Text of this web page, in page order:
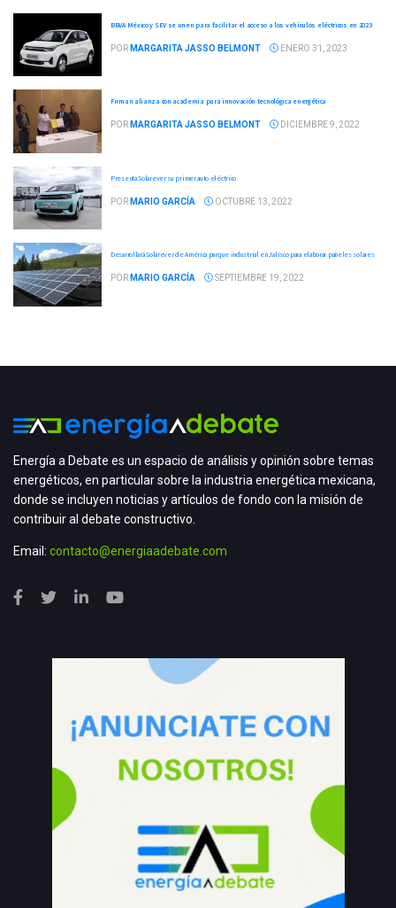
BBVA México y SEV se unen para facilitar el acceso a los vehículos eléctricos en 2023
POR MARGARITA JASSO BELMONT ENERO 31, 2023
Firman alianza con academia para innovación tecnológica energética
POR MARGARITA JASSO BELMONT DICIEMBRE 9, 2022
Presenta Solarever su primer auto eléctrico
POR MARIO GARCÍA OCTUBRE 13, 2022
Desarrollará Solarever de América parque industrial en Jalisco para elaborar paneles solares
POR MARIO GARCÍA SEPTIEMBRE 19, 2022
Energía a Debate es un espacio de análisis y opinión sobre temas
energéticos, en particular sobre la industria energética mexicana,
donde se incluyen noticias y artículos de fondo con la misión de
contribuir al debate constructivo.
Email: contacto@energiaadebate.com